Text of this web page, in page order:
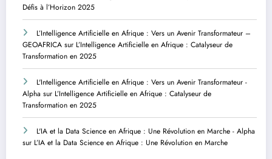
Défis à l’Horizon 2025
L’Intelligence Artificielle en Afrique : Vers un Avenir Transformateur –
GEOAFRICA sur L’Intelligence Artificielle en Afrique : Catalyseur de
Transformation en 2025
L'Intelligence Artificielle en Afrique : Vers un Avenir Transformateur -
Alpha sur L’Intelligence Artificielle en Afrique : Catalyseur de
Transformation en 2025
L'IA et la Data Science en Afrique : Une Révolution en Marche - Alpha
sur L’IA et la Data Science en Afrique : Une Révolution en Marche